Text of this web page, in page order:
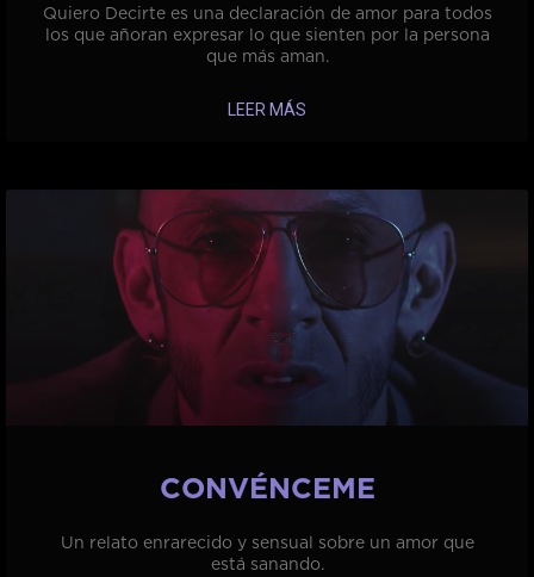
Quiero Decirte es una declaración de amor para todos
los que añoran expresar lo que sienten por la persona
que más aman.
LEER MÁS
CONVÉNCEME
Un relato enrarecido y sensual sobre un amor que
está sanando.